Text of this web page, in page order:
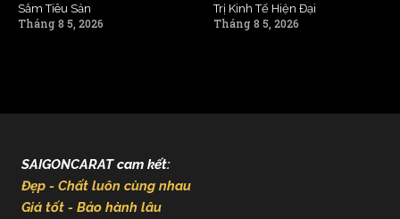
Sắm Tiêu Sản
Tháng 8 5, 2026
Trị Kinh Tế Hiện Đại
Tháng 8 5, 2026
SAIGONCARAT cam kết:
Đẹp - Chất luôn cùng nhau
Giá tốt - Bảo hành lâu